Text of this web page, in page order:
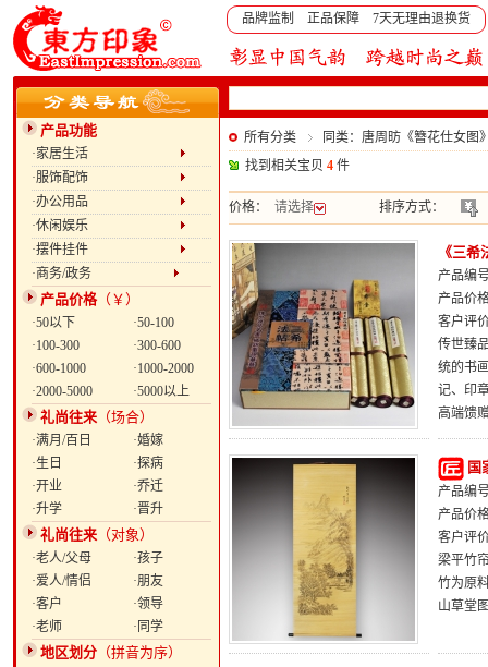
品牌监制 正品保障 7天无理由退换货
产品功能
·家居生活
·服饰配饰
·办公用品
·休闲娱乐
·摆件挂件
·商务/政务
产品价格（￥）
·50以下
·50-100
·100-300
·300-600
·600-1000
·1000-2000
·2000-5000
·5000以上
礼尚往来 （场合）
·满月/百日
·婚嫁
·生日
·探病
·开业
·乔迁
·升学
·晋升
礼尚往来 （对象）
·老人/父母
·孩子
·爱人/情侣
·朋友
·客户
·领导
·老师
·同学
地区划分 （拼音为序）
所有分类
同类：唐周昉《簪花仕女图
找到相关宝贝 4 件
价格： 请选择 排序方式：
《三
产品编
产品价
客户评
传世臻
统的书
记、印
高端馈
国
产品编
产品价
客户评
梁平竹
竹为原
山草堂